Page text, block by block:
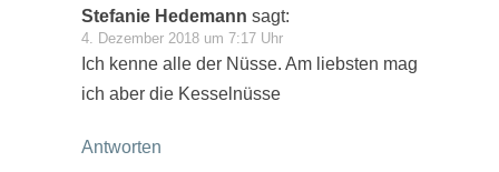
Stefanie Hedemann sagt:
4. Dezember 2018 um 7:17 Uhr
Ich kenne alle der Nüsse. Am liebsten mag
ich aber die Kesselnüsse
Antworten